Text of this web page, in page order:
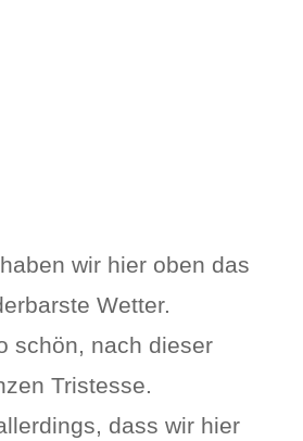
wir hier oben das
Wetter.
schön, nach dieser
Tristesse.
dass wir hier